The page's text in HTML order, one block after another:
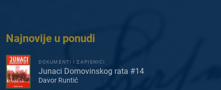
Najnovije u ponudi
DOKUMENTI I ZAPISNICI
Junaci Domovinskog rata #14
Davor Runtić